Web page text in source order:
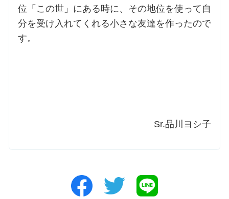
位「この世」にある時に、その地位を使って自
分を受け入れてくれる小さな友達を作ったので
す。
Sr.品川ヨシ子